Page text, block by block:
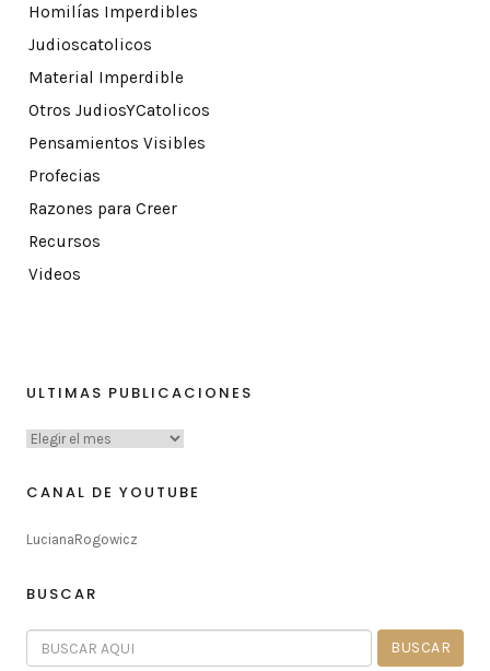
Homilías Imperdibles
Judioscatolicos
Material Imperdible
Otros JudiosYCatolicos
Pensamientos Visibles
Profecias
Razones para Creer
Recursos
Videos
ULTIMAS PUBLICACIONES
CANAL DE YOUTUBE
LucianaRogowicz
BUSCAR